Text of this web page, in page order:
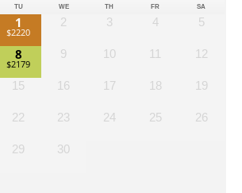
TU WE TH FR SA
1 2 3 4 5
8 9 10 11 12
15 16 17 18 19
22 23 24 25 26
29 30